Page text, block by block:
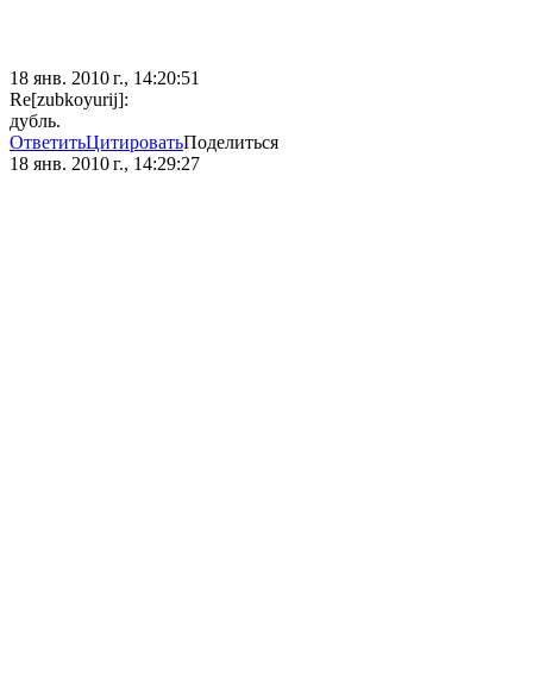
18 янв. 2010 г., 14:20:51
Re[zubkoyurij]:
дубль.
ОтветитьЦитироватьПоделиться
18 янв. 2010 г., 14:29:27